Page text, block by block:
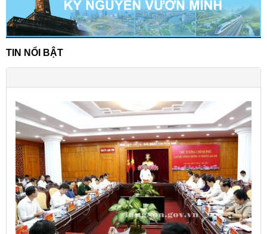
TIN NỔI BẬT